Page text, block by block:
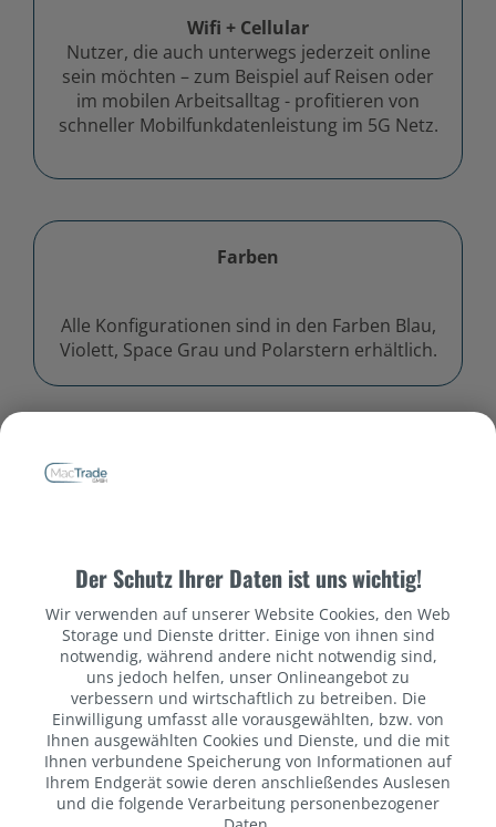
Wifi + Cellular
Nutzer, die auch unterwegs jederzeit online
sein möchten – zum Beispiel auf Reisen oder
im mobilen Arbeitsalltag - profitieren von
schneller Mobilfunkdatenleistung im 5G Netz.
Farben
Alle Konfigurationen sind in den Farben Blau,
Violett, Space Grau und Polarstern erhältlich.
Der Schutz Ihrer Daten ist uns wichtig!
Wir verwenden auf unserer Website Cookies, den Web
Storage und Dienste dritter. Einige von ihnen sind
notwendig, während andere nicht notwendig sind,
uns jedoch helfen, unser Onlineangebot zu
verbessern und wirtschaftlich zu betreiben. Die
Einwilligung umfasst alle vorausgewählten, bzw. von
Ihnen ausgewählten Cookies und Dienste, und die mit
Ihnen verbundene Speicherung von Informationen auf
Ihrem Endgerät sowie deren anschließendes Auslesen
und die folgende Verarbeitung personenbezogener